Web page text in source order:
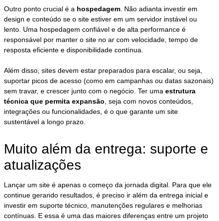
Outro ponto crucial é a hospedagem . Não adianta investir em
design e conteúdo se o site estiver em um servidor instável ou
lento. Uma hospedagem confiável e de alta performance é
responsável por manter o site no ar com velocidade, tempo de
resposta eficiente e disponibilidade contínua.
Além disso, sites devem estar preparados para escalar, ou seja,
suportar picos de acesso (como em campanhas ou datas sazonais)
sem travar, e crescer junto com o negócio. Ter umaestrutura
técnica que permita expansão , seja com novos conteúdos,
integrações ou funcionalidades, é o que garante um site
sustentável a longo prazo.
Muito além da entrega: suporte e
atualizações
Lançar um site é apenas o começo da jornada digital. Para que ele
continue gerando resultados, é preciso ir além da entrega inicial e
investir em suporte técnico, manutenções regulares e melhorias
contínuas. E essa é uma das maiores diferenças entre um projeto